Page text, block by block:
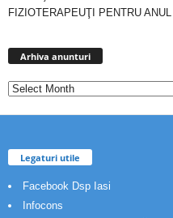
FIZIOTERAPEUŢI PENTRU
Arhiva anunturi
Legaturi utile
Facebook Dsp Iasi
Infocons